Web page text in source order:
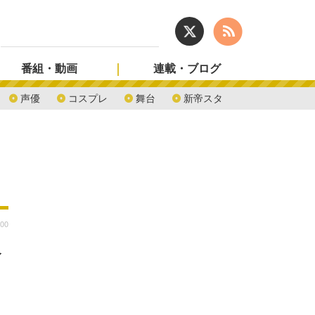
声優 コスプレ 舞台 新帝スタ
番組・動画 連載・ブログ